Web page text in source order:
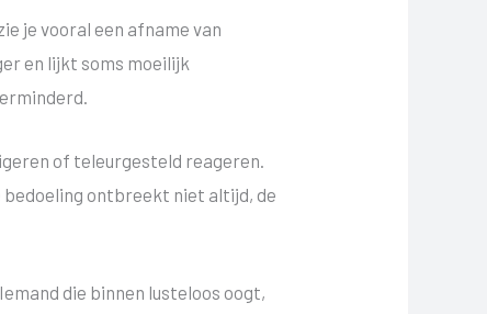
je vooral een afname van
en lijkt soms moeilijk
of teleurgesteld reageren.
bedoeling ontbreekt niet altijd, de
die binnen lusteloos oogt,